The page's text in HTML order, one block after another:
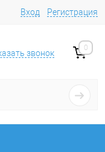
Вход Регистрация
звонок
0